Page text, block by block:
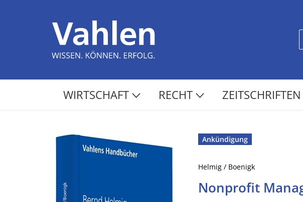
WIRTSCHAFT RECHT ZEITSCHRIFTEN
Ankündigung
Helmig / Boenigk
Nonprofit